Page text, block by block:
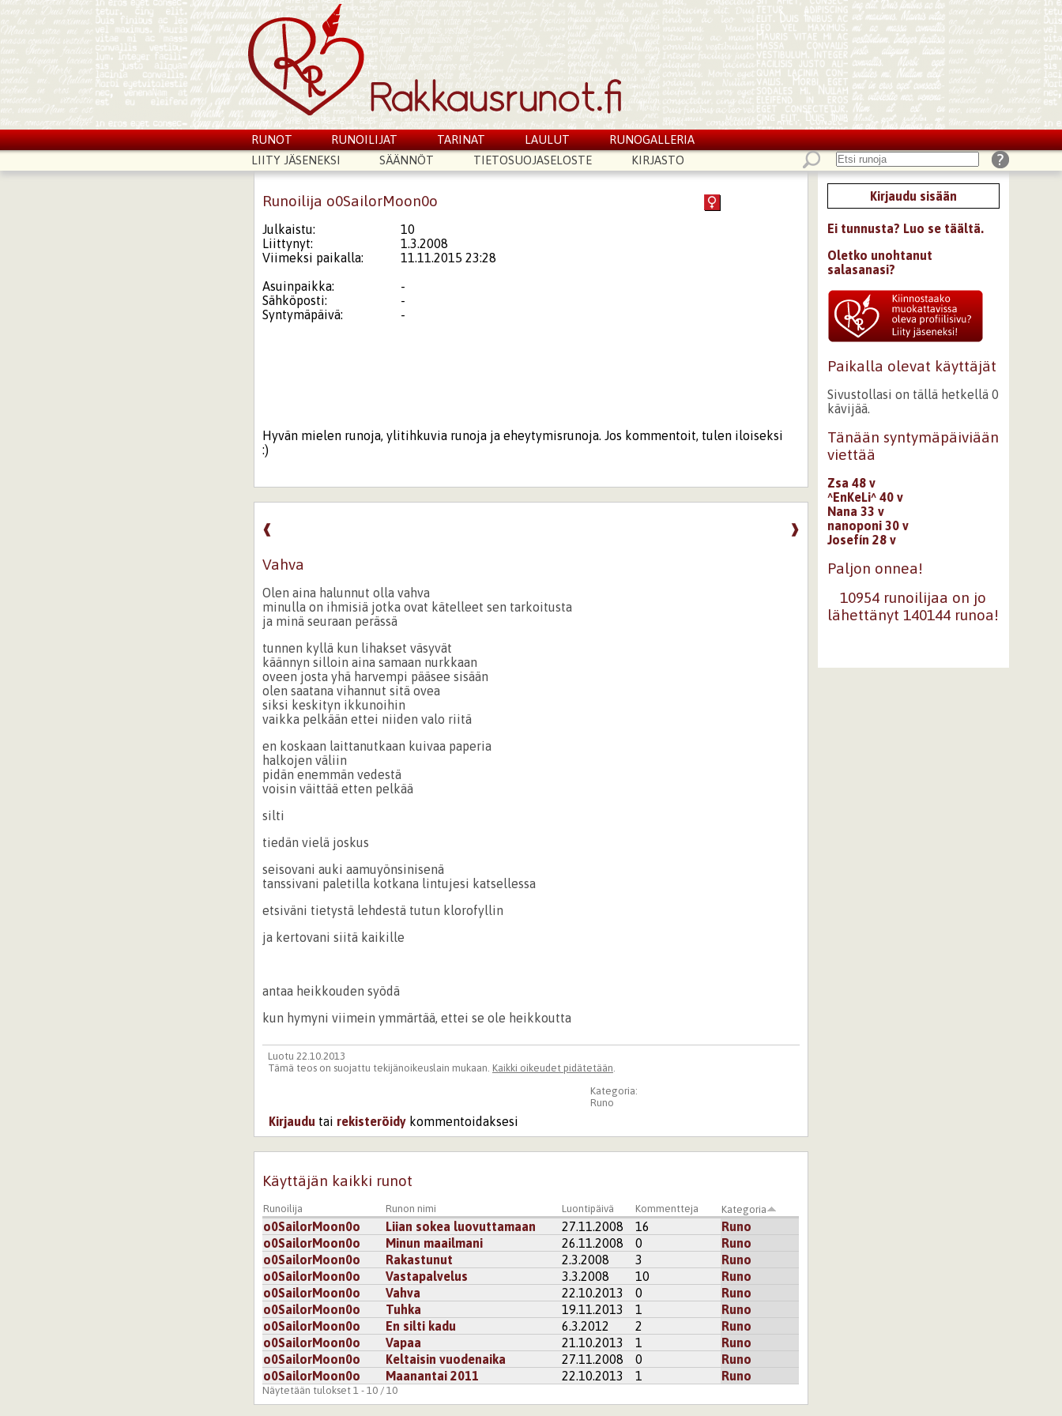
RUNOT RUNOILIJAT TARINAT LAULUT
RUNOGALLERIA
LIITY JÄSENEKSI
SÄÄNNÖT TIETOSUOJASELOSTE KIRJASTO
Runoilija o0SailorMoon0o
Julkaistu:
10
Liittynyt:
1.3.2008
Viimeksi paikalla:
11.11.2015 23:28
Asuinpaikka:
-
Sähköposti:
-
Syntymäpäivä:
-
Hyvän mielen runoja, ylitihkuvia runoja ja eheytymisrunoja. Jos kommentoit, tulen iloiseksi
:)
❱
❰
Vahva
Olen aina halunnut olla vahva
minulla on ihmisiä jotka ovat kätelleet sen tarkoitusta
ja minä seuraan perässä
tunnen kyllä kun lihakset väsyvät
käännyn silloin aina samaan nurkkaan
oveen josta yhä harvempi pääsee sisään
olen saatana vihannut sitä ovea
siksi keskityn ikkunoihin
vaikka pelkään ettei niiden valo riitä
en koskaan laittanutkaan kuivaa paperia
halkojen väliin
pidän enemmän vedestä
voisin väittää etten pelkää
silti
tiedän vielä joskus
seisovani auki aamuyönsinisenä
tanssivani paletilla kotkana lintujesi katsellessa
etsiväni tietystä lehdestä tutun klorofyllin
ja kertovani siitä kaikille
antaa heikkouden syödä
kun hymyni viimein ymmärtää, ettei se ole heikkoutta
Luotu 22.10.2013
Tämä teos on suojattu tekijänoikeuslain mukaan. Kaikki oikeudet pidätetään.
Kategoria:
Runo
Kirjaudu tai rekisteröidy kommentoidaksesi
Käyttäjän kaikki runot
Runoilija Runon nimi Luontipäivä Kommentteja Kategoria
o0SailorMoon0o Liian sokea luovuttamaan 27.11.2008 16
Runo
o0SailorMoon0o
Minun maailmani 26.11.2008 0
Runo
o0SailorMoon0o
Rakastunut 2.3.2008 3
Runo
o0SailorMoon0o
Vastapalvelus 3.3.2008 10
Runo
o0SailorMoon0o
Vahva 22.10.2013 0
Runo
o0SailorMoon0o
Tuhka 19.11.2013 1
Runo
o0SailorMoon0o
En silti kadu 6.3.2012 2
Runo
o0SailorMoon0o
Vapaa 21.10.2013 1
Runo
o0SailorMoon0o
Keltaisin vuodenaika 27.11.2008 0
Runo
o0SailorMoon0o
Maanantai 2011 22.10.2013 1 Runo
Näytetään tulokset 1 - 10 / 10
Kirjaudu sisään
Ei tunnusta? Luo se täältä.
Oletko unohtanut
salasanasi?
Paikalla olevat käyttäjät
Sivustollasi on tällä hetkellä 0
kävijää.
Tänään syntymäpäiviään
viettää
Zsa 48 v
^EnKeLi^ 40 v
Nana 33 v
nanoponi 30 v
Josefín 28 v
Paljon onnea!
10954 runoilijaa on jo
lähettänyt 140144 runoa!